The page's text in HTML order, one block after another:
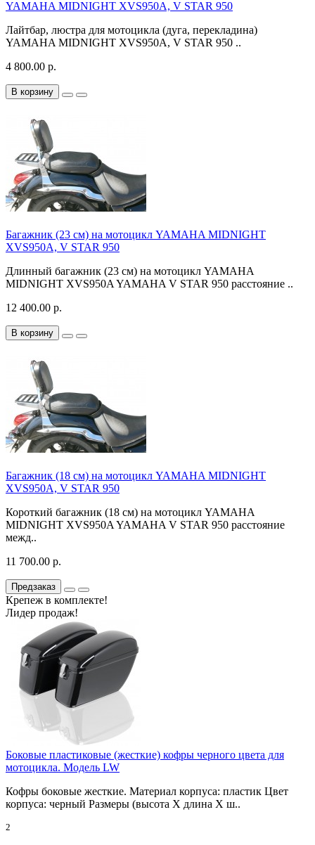
YAMAHA MIDNIGHT XVS950A, V STAR 950
Лайтбар, люстра для мотоцикла (дуга, перекладина)
YAMAHA MIDNIGHT XVS950A, V STAR 950 ..
4 800.00 р.
В корзину
Багажник (23 см) на мотоцикл YAMAHA MIDNIGHT
XVS950A, V STAR 950
Длинный багажник (23 см) на мотоцикл YAMAHA
MIDNIGHT XVS950A YAMAHA V STAR 950 расстояние ..
12 400.00 р.
В корзину
Багажник (18 см) на мотоцикл YAMAHA MIDNIGHT
XVS950A, V STAR 950
Короткий багажник (18 см) на мотоцикл YAMAHA
MIDNIGHT XVS950A YAMAHA V STAR 950 расстояние
межд..
11 700.00 р.
Предзаказ
Крепеж в комплекте!
Лидер продаж!
Боковые пластиковые (жесткие) кофры черного цвета для
мотоцикла. Модель LW
Кофры боковые жесткие. Материал корпуса: пластик Цвет
корпуса: черный Размеры (высота X длина X ш..
2